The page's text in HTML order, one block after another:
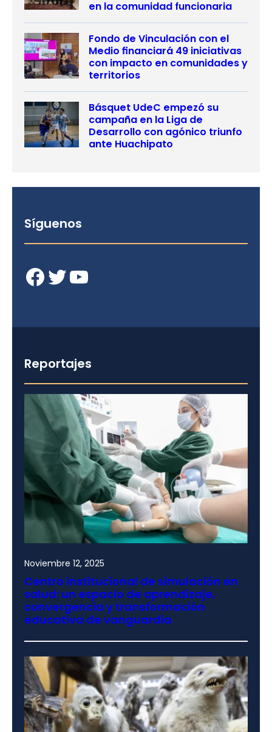
en la comunidad funcionaria
Fondo de Vinculación con el
Medio financiará 49 iniciativas
con impacto en comunidades y
territorios
Básquet UdeC empezó su
campaña en la Liga de
Desarrollo con agónico triunfo
ante Huachipato
Síguenos
Facebook Twitter YouTube
Reportajes
Noviembre 12, 2025
Centro institucional de simulación en
salud: un espacio de aprendizaje,
convergencia y transformación
educativa de vanguardia